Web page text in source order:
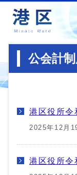
公会計
港区役所令
2025年12月
港区役所令